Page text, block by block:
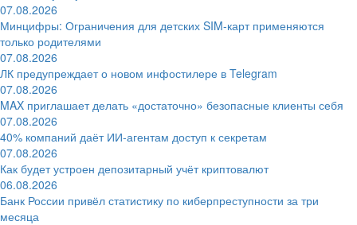
07.08.2026
Минцифры: Ограничения для детских SIM-карт применяются
только родителями
07.08.2026
ЛК предупреждает о новом инфостилере в Telegram
07.08.2026
MAX приглашает делать «достаточно» безопасные клиенты себя
07.08.2026
40% компаний даёт ИИ‑агентам доступ к секретам
07.08.2026
Как будет устроен депозитарный учёт криптовалют
06.08.2026
Банк России привёл статистику по киберпреступности за три
месяца